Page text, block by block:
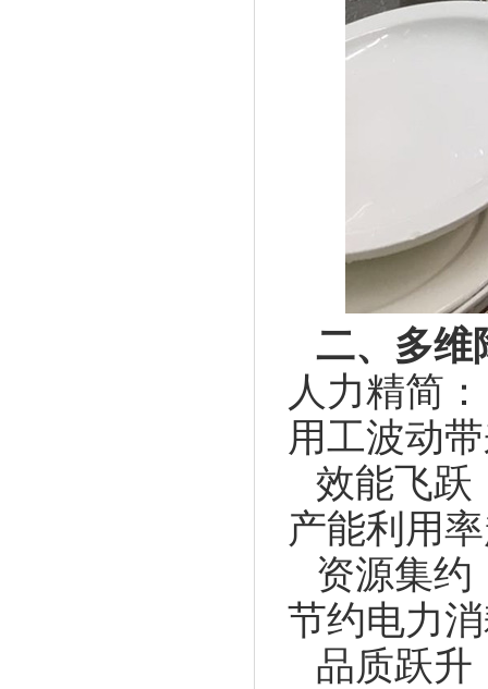
二、多维
人力精简
用工波动
效能飞跃
产能利用
资源集约
节约电力
品质跃升